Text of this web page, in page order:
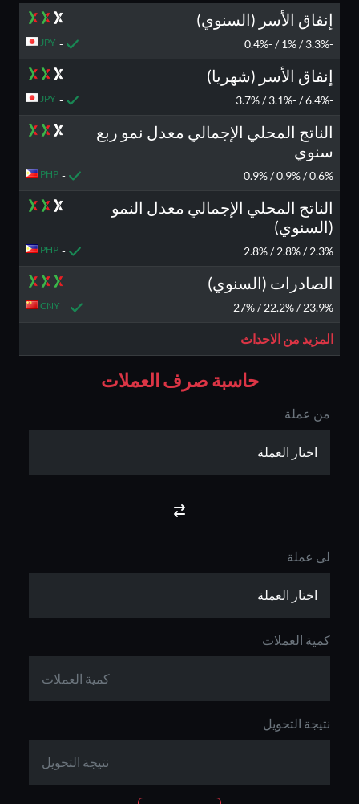
إنفاق الأسر (السنوي)
-3.3% / 1% / -0.4%
-
JPY
إنفاق الأسر (شهريا)
-6.4% / -3.1% / 3.7%
-
JPY
الناتج المحلي الإجمالي معدل نمو ربع
سنوي
0.6% / 0.9% / 0.9%
-
PHP
الناتج المحلي الإجمالي معدل النمو
(السنوي)
2.3% / 2.8% / 2.8%
-
PHP
الصادرات (السنوي)
23.9% / 22.2% / 27%
-
CNY
المزيد من الاحداث
حاسبة صرف العملات
من عملة
لى عملة
كمية العملات
نتيجة التحويل